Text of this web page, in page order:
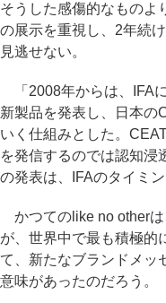
そうした感傷的なものよ
の展示を重視し、2年続
見逃せない。
「2008年からは、IFA
新製品を発表し、日本の
いく仕組みとした。
を発信するのでは認知浸
の発表は、IFAのタイミ
かつてのlike no otherは
が、世界中で最も積極的
て、新たなブランドメッ
意味があったのだろう。